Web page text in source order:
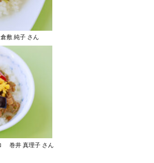
敷 純子 さん
巻井 真理子 さん